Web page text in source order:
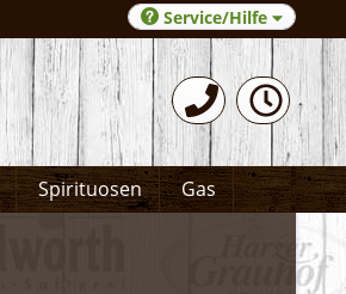
0531-372066
Service/Hilfe
Spirituosen Gas